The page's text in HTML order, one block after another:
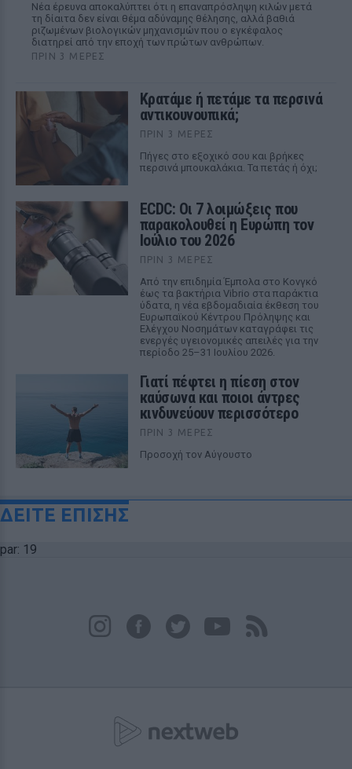
Νέα έρευνα αποκαλύπτει ότι η επαναπρόσληψη κιλών μετά
τη δίαιτα δεν είναι θέμα αδύναμης θέλησης, αλλά βαθιά
ριζωμένων βιολογικών μηχανισμών που ο εγκέφαλος
διατηρεί από την εποχή των πρώτων ανθρώπων.
ΠΡΙΝ 3 ΜΈΡΕΣ
Κρατάμε ή πετάμε τα περσινά
αντικουνουπικά;
ΠΡΙΝ 3 ΜΈΡΕΣ
Πήγες στο εξοχικό σου και βρήκες
περσινά μπουκαλάκια. Τα πετάς ή όχι;
ECDC: Οι 7 λοιμώξεις που
παρακολουθεί η Ευρώπη τον
Ιούλιο του 2026
ΠΡΙΝ 3 ΜΈΡΕΣ
Από την επιδημία Έμπολα στο Κονγκό
έως τα βακτήρια Vibrio στα παράκτια
ύδατα, η νέα εβδομαδιαία έκθεση του
Ευρωπαϊκού Κέντρου Πρόληψης και
Ελέγχου Νοσημάτων καταγράφει τις
ενεργές υγειονομικές απειλές για την
περίοδο 25–31 Ιουλίου 2026.
Γιατί πέφτει η πίεση στον
καύσωνα και ποιοι άντρες
κινδυνεύουν περισσότερο
ΠΡΙΝ 3 ΜΈΡΕΣ
Προσοχή τον Αύγουστο
ΔΕΙΤΕ ΕΠΙΣΗΣ
par: 19